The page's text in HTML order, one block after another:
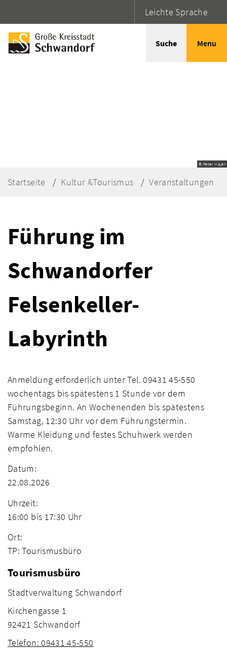
Leichte Sprache
Suche Menu
© Peter Mayer
Startseite Kultur &Tourismus Veranstaltungen
Führung im
Schwandorfer
Felsenkeller-
Labyrinth
Anmeldung erforderlich unter Tel. 09431 45-550
wochentags bis spätestens 1 Stunde vor dem
Führungsbeginn. An Wochenenden bis spätestens
Samstag, 12:30 Uhr vor dem Führungstermin.
Warme Kleidung und festes Schuhwerk werden
empfohlen.
Datum:
22.08.2026
Uhrzeit:
16:00 bis 17:30 Uhr
Ort:
TP: Tourismusbüro
Tourismusbüro
Stadtverwaltung Schwandorf
Kirchengasse 1
92421 Schwandorf
Telefon: 09431 45-550